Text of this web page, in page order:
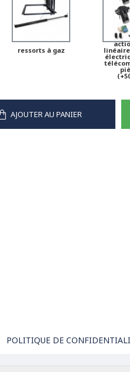
ressorts à gaz
AJOUTER AU PANIER
POLITIQUE DE